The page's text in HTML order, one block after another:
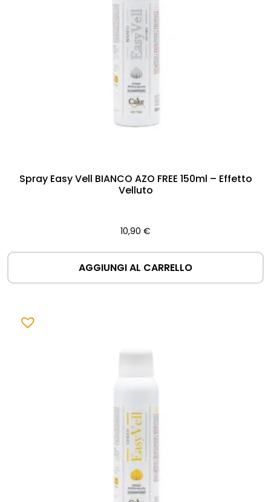
Spray Easy Vell BIANCO AZO FREE 150ml – Effetto
Velluto
10,90 €
AGGIUNGI AL CARRELLO